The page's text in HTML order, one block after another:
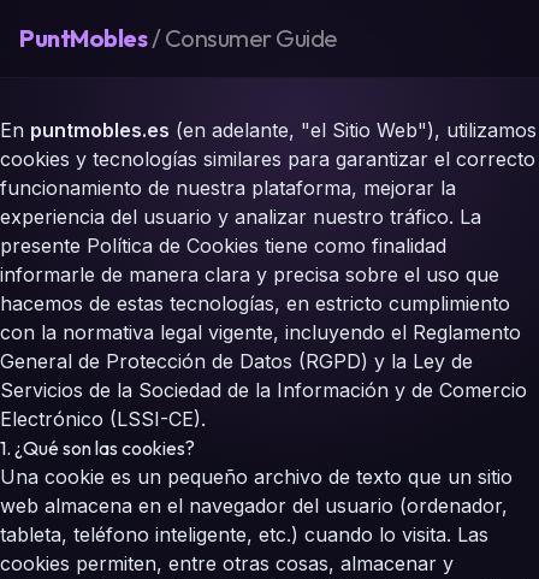
PuntMobles/ Consumer Guide
En puntmobles.es (en adelante, "el Sitio Web"), utilizamos
cookies y tecnologías similares para garantizar el correcto
funcionamiento de nuestra plataforma, mejorar la
experiencia del usuario y analizar nuestro tráfico. La
presente Política de Cookies tiene como finalidad
informarle de manera clara y precisa sobre el uso que
hacemos de estas tecnologías, en estricto cumplimiento
con la normativa legal vigente, incluyendo el Reglamento
General de Protección de Datos (RGPD) y la Ley de
Servicios de la Sociedad de la Información y de Comercio
Electrónico (LSSI-CE).
1. ¿Qué son las cookies?
Una cookie es un pequeño archivo de texto que un sitio
web almacena en el navegador del usuario (ordenador,
tableta, teléfono inteligente, etc.) cuando lo visita. Las
cookies permiten, entre otras cosas, almacenar y